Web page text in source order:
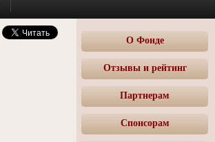
О Фонде
Отзывы и рейтинг
Партнерам
Спонсорам